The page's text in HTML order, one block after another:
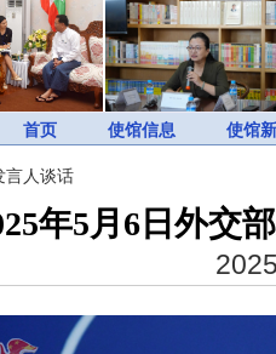
首页 使馆信息 使馆
言人谈话
年5月6日外交